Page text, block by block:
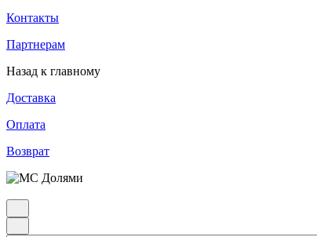
Контакты
Партнерам
Назад к главному
Доставка
Оплата
Возврат